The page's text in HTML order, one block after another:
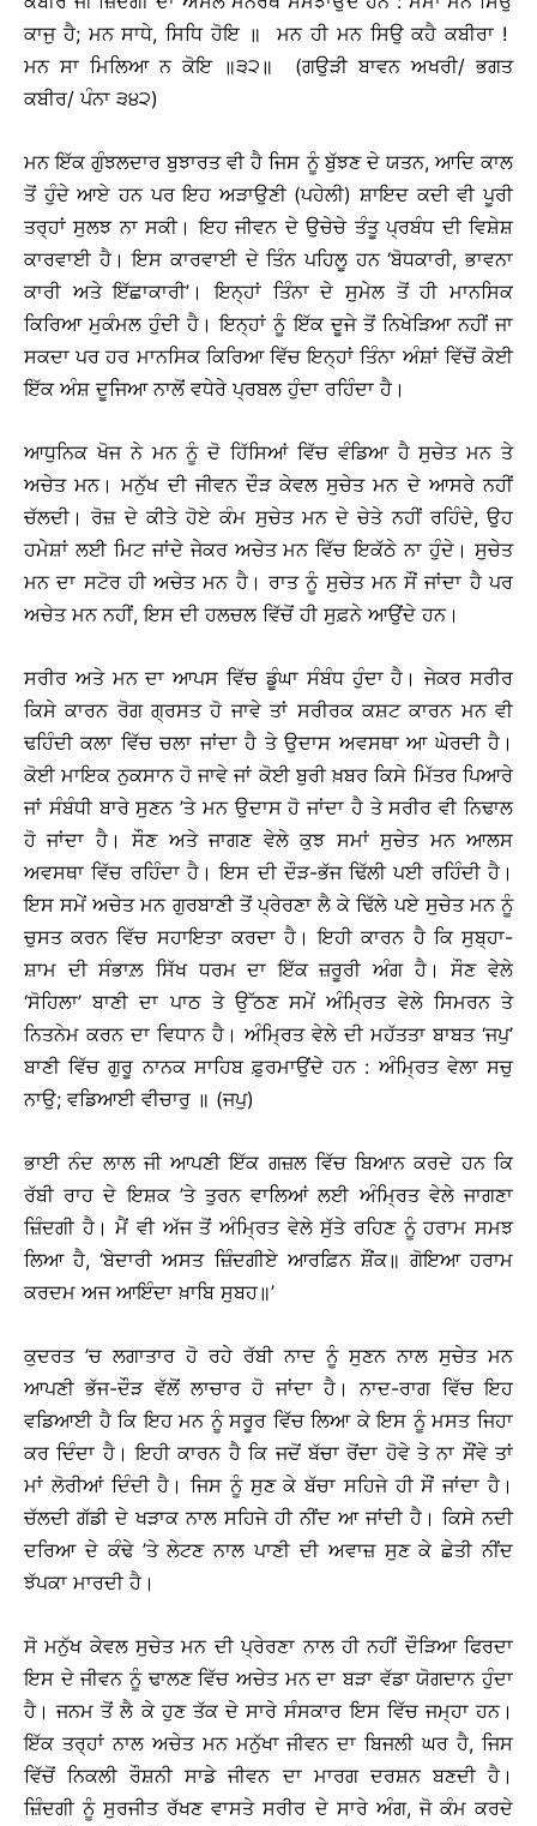
ਕਾਜੁ ਹੈ; ਮਨ ਸਾਧੇ, ਸਿਧਿ ਹੋਇ ॥ ਮਨ ਹੀ ਮਨ ਸਿਉ ਕਹੈ ਕਬੀਰਾ !
ਮਨ ਸਾ ਮਿਲਿਆ ਨ ਕੋਇ ॥੩੨॥ (ਗਉੜੀ ਬਾਵਨ ਅਖਰੀ/ ਭਗਤ
ਕਬੀਰ/ ਪੰਨਾ ੩੪੨)
ਮਨ ਇੱਕ ਗੁੰਝਲਦਾਰ ਬੁਝਾਰਤ ਵੀ ਹੈ ਜਿਸ ਨੂੰ ਬੁੱਝਣ ਦੇ ਯਤਨ, ਆਦਿ ਕਾਲ
ਤੋਂ ਹੁੰਦੇ ਆਏ ਹਨ ਪਰ ਇਹ ਅੜਾਉਣੀ (ਪਹੇਲੀ) ਸ਼ਾਇਦ ਕਦੀ ਵੀ ਪੂਰੀ
ਤਰ੍ਹਾਂ ਸੁਲਝ ਨਾ ਸਕੀ। ਇਹ ਜੀਵਨ ਦੇ ਉਚੇਚੇ ਤੰਤੂ ਪ੍ਰਬੰਧ ਦੀ ਵਿਸ਼ੇਸ਼
ਕਾਰਵਾਈ ਹੈ। ਇਸ ਕਾਰਵਾਈ ਦੇ ਤਿੰਨ ਪਹਿਲੂ ਹਨ ‘ਬੋਧਕਾਰੀ, ਭਾਵਨਾ
ਕਾਰੀ ਅਤੇ ਇੱਛਾਕਾਰੀ’। ਇਨ੍ਹਾਂ ਤਿੰਨਾ ਦੇ ਸੁਮੇਲ ਤੋਂ ਹੀ ਮਾਨਸਿਕ
ਕਿਰਿਆ ਮੁਕੰਮਲ ਹੁੰਦੀ ਹੈ। ਇਨ੍ਹਾਂ ਨੂੰ ਇੱਕ ਦੂਜੇ ਤੋਂ ਨਿਖੇੜਿਆ ਨਹੀਂ ਜਾ
ਸਕਦਾ ਪਰ ਹਰ ਮਾਨਸਿਕ ਕਿਰਿਆ ਵਿੱਚ ਇਨ੍ਹਾਂ ਤਿੰਨਾ ਅੰਸ਼ਾਂ ਵਿੱਚੋਂ ਕੋਈ
ਇੱਕ ਅੰਸ਼ ਦੂਜਿਆ ਨਾਲੋਂ ਵਧੇਰੇ ਪ੍ਰਬਲ ਹੁੰਦਾ ਰਹਿੰਦਾ ਹੈ।
ਆਧੁਨਿਕ ਖੋਜ ਨੇ ਮਨ ਨੂੰ ਦੋ ਹਿੱਸਿਆਂ ਵਿੱਚ ਵੰਡਿਆ ਹੈ ਸੁਚੇਤ ਮਨ ਤੇ
ਅਚੇਤ ਮਨ। ਮਨੁੱਖ ਦੀ ਜੀਵਨ ਦੌੜ ਕੇਵਲ ਸੁਚੇਤ ਮਨ ਦੇ ਆਸਰੇ ਨਹੀਂ
ਚੱਲਦੀ। ਰੋਜ਼ ਦੇ ਕੀਤੇ ਹੋਏ ਕੰਮ ਸੁਚੇਤ ਮਨ ਦੇ ਚੇਤੇ ਨਹੀਂ ਰਹਿੰਦੇ, ਉਹ
ਹਮੇਸ਼ਾਂ ਲਈ ਮਿਟ ਜਾਂਦੇ ਜੇਕਰ ਅਚੇਤ ਮਨ ਵਿੱਚ ਇਕੱਠੇ ਨਾ ਹੁੰਦੇ। ਸੁਚੇਤ
ਮਨ ਦਾ ਸਟੋਰ ਹੀ ਅਚੇਤ ਮਨ ਹੈ। ਰਾਤ ਨੂੰ ਸੁਚੇਤ ਮਨ ਸੌਂ ਜਾਂਦਾ ਹੈ ਪਰ
ਅਚੇਤ ਮਨ ਨਹੀਂ, ਇਸ ਦੀ ਹਲਚਲ ਵਿੱਚੋਂ ਹੀ ਸੁਫ਼ਨੇ ਆਉਂਦੇ ਹਨ।
ਸਰੀਰ ਅਤੇ ਮਨ ਦਾ ਆਪਸ ਵਿੱਚ ਡੂੰਘਾ ਸੰਬੰਧ ਹੁੰਦਾ ਹੈ। ਜੇਕਰ ਸਰੀਰ
ਕਿਸੇ ਕਾਰਨ ਰੋਗ ਗ੍ਰਸਤ ਹੋ ਜਾਵੇ ਤਾਂ ਸਰੀਰਕ ਕਸ਼ਟ ਕਾਰਨ ਮਨ ਵੀ
ਢਹਿੰਦੀ ਕਲਾ ਵਿੱਚ ਚਲਾ ਜਾਂਦਾ ਹੈ ਤੇ ਉਦਾਸ ਅਵਸਥਾ ਆ ਘੇਰਦੀ ਹੈ।
ਕੋਈ ਮਾਇਕ ਨੁਕਸਾਨ ਹੋ ਜਾਵੇ ਜਾਂ ਕੋਈ ਬੁਰੀ ਖ਼ਬਰ ਕਿਸੇ ਮਿੱਤਰ ਪਿਆਰੇ
ਜਾਂ ਸੰਬੰਧੀ ਬਾਰੇ ਸੁਣਨ ’ਤੇ ਮਨ ਉਦਾਸ ਹੋ ਜਾਂਦਾ ਹੈ ਤੇ ਸਰੀਰ ਵੀ ਨਿਢਾਲ
ਹੋ ਜਾਂਦਾ ਹੈ। ਸੌਣ ਅਤੇ ਜਾਗਣ ਵੇਲੇ ਕੁਝ ਸਮਾਂ ਸੁਚੇਤ ਮਨ ਆਲਸ
ਅਵਸਥਾ ਵਿੱਚ ਰਹਿੰਦਾ ਹੈ। ਇਸ ਦੀ ਦੌੜ-ਭੱਜ ਢਿੱਲੀ ਪਈ ਰਹਿੰਦੀ ਹੈ।
ਇਸ ਸਮੇਂ ਅਚੇਤ ਮਨ ਗੁਰਬਾਣੀ ਤੋਂ ਪ੍ਰੇਰਣਾ ਲੈ ਕੇ ਢਿੱਲੇ ਪਏ ਸੁਚੇਤ ਮਨ ਨੂੰ
ਚੁਸਤ ਕਰਨ ਵਿੱਚ ਸਹਾਇਤਾ ਕਰਦਾ ਹੈ। ਇਹੀ ਕਾਰਨ ਹੈ ਕਿ ਸੁਬ੍ਹਾ-
ਸ਼ਾਮ ਦੀ ਸੰਭਾਲ਼ ਸਿੱਖ ਧਰਮ ਦਾ ਇੱਕ ਜ਼ਰੂਰੀ ਅੰਗ ਹੈ। ਸੌਣ ਵੇਲੇ
‘ਸੋਹਿਲਾ’ ਬਾਣੀ ਦਾ ਪਾਠ ਤੇ ਉੱਠਣ ਸਮੇਂ ਅੰਮ੍ਰਿਤ ਵੇਲੇ ਸਿਮਰਨ ਤੇ
ਨਿਤਨੇਮ ਕਰਨ ਦਾ ਵਿਧਾਨ ਹੈ। ਅੰਮ੍ਰਿਤ ਵੇਲੇ ਦੀ ਮਹੱਤਤਾ ਬਾਬਤ ‘ਜਪੁ’
ਬਾਣੀ ਵਿੱਚ ਗੁਰੂ ਨਾਨਕ ਸਾਹਿਬ ਫ਼ੁਰਮਾਉਂਦੇ ਹਨ : ਅੰਮ੍ਰਿਤ ਵੇਲਾ ਸਚੁ
ਨਾਉ; ਵਡਿਆਈ ਵੀਚਾਰੁ ॥ (ਜਪੁ)
ਭਾਈ ਨੰਦ ਲਾਲ ਜੀ ਆਪਣੀ ਇੱਕ ਗਜ਼ਲ ਵਿੱਚ ਬਿਆਨ ਕਰਦੇ ਹਨ ਕਿ
ਰੱਬੀ ਰਾਹ ਦੇ ਇਸ਼ਕ ’ਤੇ ਤੁਰਨ ਵਾਲਿਆਂ ਲਈ ਅੰਮ੍ਰਿਤ ਵੇਲੇ ਜਾਗਣਾ
ਜ਼ਿੰਦਗੀ ਹੈ। ਮੈਂ ਵੀ ਅੱਜ ਤੋਂ ਅੰਮ੍ਰਿਤ ਵੇਲੇ ਸੁੱਤੇ ਰਹਿਣ ਨੂੰ ਹਰਾਮ ਸਮਝ
ਲਿਆ ਹੈ, ‘ਬੇਦਾਰੀ ਅਸਤ ਜ਼ਿੰਦਗੀਏ ਆਰਫ਼ਿਨ ਸ਼ੌਂਕ॥ ਗੋਇਆ ਹਰਾਮ
ਕਰਦਮ ਅਜ ਆਇੰਦਾ ਖ਼ਾਬਿ ਸੁਬਹ॥’
ਕੁਦਰਤ ’ਚ ਲਗਾਤਾਰ ਹੋ ਰਹੇ ਰੱਬੀ ਨਾਦ ਨੂੰ ਸੁਣਨ ਨਾਲ ਸੁਚੇਤ ਮਨ
ਆਪਣੀ ਭੱਜ-ਦੌੜ ਵੱਲੋਂ ਲਾਚਾਰ ਹੋ ਜਾਂਦਾ ਹੈ। ਨਾਦ-ਰਾਗ ਵਿੱਚ ਇਹ
ਵਡਿਆਈ ਹੈ ਕਿ ਇਹ ਮਨ ਨੂੰ ਸਰੂਰ ਵਿੱਚ ਲਿਆ ਕੇ ਇਸ ਨੂੰ ਮਸਤ ਜਿਹਾ
ਕਰ ਦਿੰਦਾ ਹੈ। ਇਹੀ ਕਾਰਨ ਹੈ ਕਿ ਜਦੋਂ ਬੱਚਾ ਰੋਂਦਾ ਹੋਵੇ ਤੇ ਨਾ ਸੌਂਵੇ ਤਾਂ
ਮਾਂ ਲੋਰੀਆਂ ਦਿੰਦੀ ਹੈ। ਜਿਸ ਨੂੰ ਸੁਣ ਕੇ ਬੱਚਾ ਸਹਿਜੇ ਹੀ ਸੌਂ ਜਾਂਦਾ ਹੈ।
ਚੱਲਦੀ ਗੱਡੀ ਦੇ ਖੜਾਕ ਨਾਲ ਸਹਿਜੇ ਹੀ ਨੀਂਦ ਆ ਜਾਂਦੀ ਹੈ। ਕਿਸੇ ਨਦੀ
ਦਰਿਆ ਦੇ ਕੰਢੇ ’ਤੇ ਲੇਟਣ ਨਾਲ ਪਾਣੀ ਦੀ ਅਵਾਜ਼ ਸੁਣ ਕੇ ਛੇਤੀ ਨੀਂਦ
ਝੱਪਕਾ ਮਾਰਦੀ ਹੈ।
ਸੋ ਮਨੁੱਖ ਕੇਵਲ ਸੁਚੇਤ ਮਨ ਦੀ ਪ੍ਰੇਰਣਾ ਨਾਲ ਹੀ ਨਹੀਂ ਦੌੜਿਆ ਫਿਰਦਾ
ਇਸ ਦੇ ਜੀਵਨ ਨੂੰ ਢਾਲਣ ਵਿੱਚ ਅਚੇਤ ਮਨ ਦਾ ਬੜਾ ਵੱਡਾ ਯੋਗਦਾਨ ਹੁੰਦਾ
ਹੈ। ਜਨਮ ਤੋਂ ਲੈ ਕੇ ਹੁਣ ਤੱਕ ਦੇ ਸਾਰੇ ਸੰਸਕਾਰ ਇਸ ਵਿੱਚ ਜਮ੍ਹਾ ਹਨ।
ਇੱਕ ਤਰ੍ਹਾਂ ਨਾਲ ਅਚੇਤ ਮਨ ਮਨੁੱਖਾ ਜੀਵਨ ਦਾ ਬਿਜਲੀ ਘਰ ਹੈ, ਜਿਸ
ਵਿੱਚੋਂ ਨਿਕਲੀ ਰੌਸ਼ਨੀ ਸਾਡੇ ਜੀਵਨ ਦਾ ਮਾਰਗ ਦਰਸ਼ਨ ਬਣਦੀ ਹੈ।
ਜ਼ਿੰਦਗੀ ਨੂੰ ਸੁਰਜੀਤ ਰੱਖਣ ਵਾਸਤੇ ਸਰੀਰ ਦੇ ਸਾਰੇ ਅੰਗ, ਜੋ ਕੰਮ ਕਰਦੇ